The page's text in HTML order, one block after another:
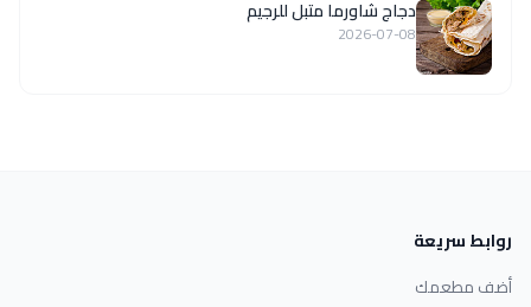
دجاج شاورما متبل للرجيم
2026-07-08
روابط سريعة
أضف مطعمك